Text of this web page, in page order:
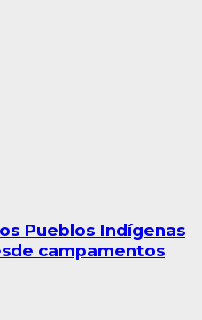
Pueblos Indígenas
campamentos